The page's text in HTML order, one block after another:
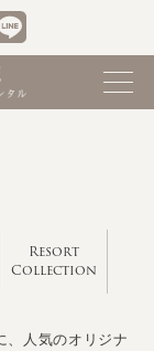
Resort
Collection
、人気のオリジナ